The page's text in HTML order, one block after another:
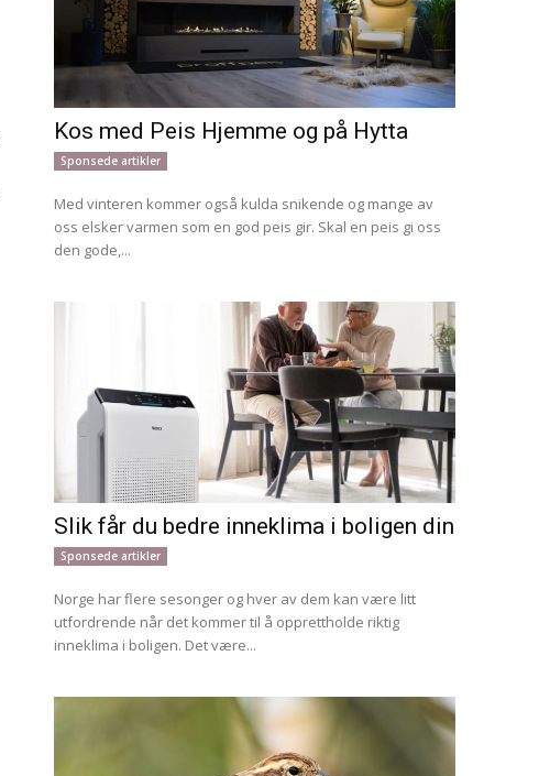
Kos med Peis Hjemme og på Hytta
Sponsede artikler
Med vinteren kommer også kulda snikende og mange av
oss elsker varmen som en god peis gir. Skal en peis gi oss
den gode,...
Slik får du bedre inneklima i boligen din
Sponsede artikler
Norge har flere sesonger og hver av dem kan være litt
utfordrende når det kommer til å opprettholde riktig
inneklima i boligen. Det være...